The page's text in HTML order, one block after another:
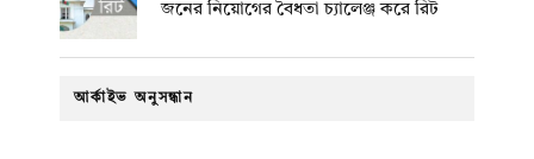
জনের নিয়োগের বৈধতা চ্যালেঞ্জ করে রিট
আর্কাইভ অনুসন্ধান